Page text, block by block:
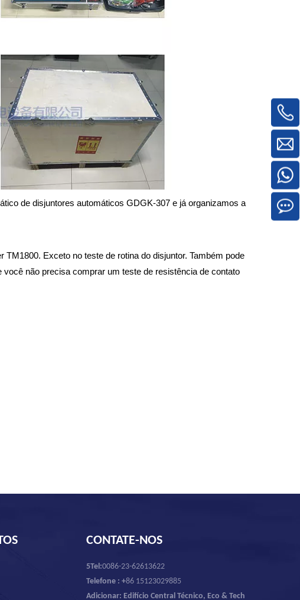
de disjuntores automáticos GDGK-307 e já organizamos a
Exceto no teste de rotina do disjuntor. Também pode
não precisa comprar um teste de resistência de contato
CONTATE-NOS
5Tel:0086-23-62613622
Telefone : +86 15123029885
Adicionar: Edifício Central Técnico, Eco & Tech